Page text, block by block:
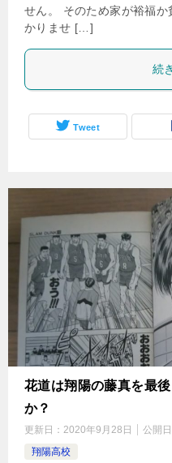
せん。 そのため家が裕福
かりませ […]
続
Tweet
花道は翔陽の藤真を最
か？
更新日： 2020年9月28日 公開日
翔陽高校